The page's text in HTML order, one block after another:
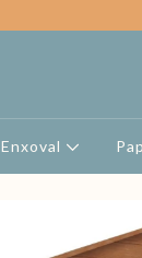
Enxoval